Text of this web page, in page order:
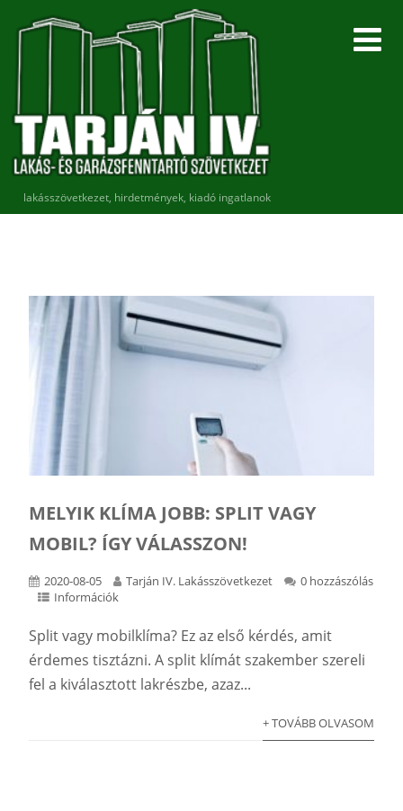
lakásszövetkezet, hirdetmények, kiadó ingatlanok
MELYIK KLÍMA JOBB: SPLIT VAGY
MOBIL? ÍGY VÁLASSZON!
2020-08-05 Tarján IV. Lakásszövetkezet
0 hozzászólás
Információk
Split vagy mobilklíma? Ez az első kérdés, amit
érdemes tisztázni. A split klímát szakember szereli
fel a kiválasztott lakrészbe, azaz...
+ TOVÁBB OLVASOM